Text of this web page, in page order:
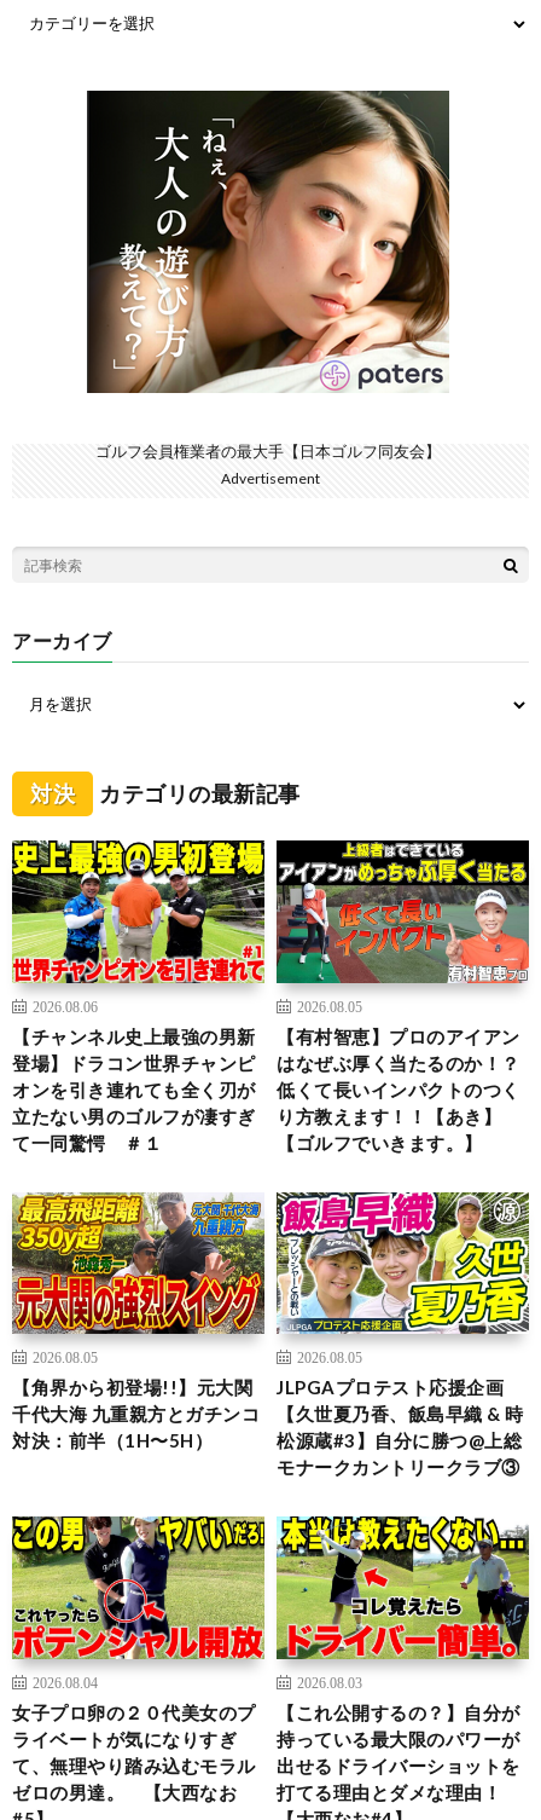
ゴルフ会員権業者の最大手【日本ゴルフ同友会】
Advertisement
アーカイブ
対決 カテゴリの最新記事
2026.08.06
【チャンネル史上最強の男新
登場】ドラコン世界チャンピ
オンを引き連れても全く刃が
立たない男のゴルフが凄すぎ
て一同驚愕 ＃１
2026.08.05
【有村智恵】プロのアイアン
はなぜぶ厚く当たるのか！？
低くて長いインパクトのつく
り方教えます！！【あき】
【ゴルフでいきます。】
2026.08.05
【角界から初登場!!】元大関
千代大海 九重親方とガチンコ
対決：前半（1H〜5H）
2026.08.05
JLPGAプロテスト応援企画
【久世夏乃香、飯島早織 & 時
松源蔵#3】自分に勝つ@上総
モナークカントリークラブ③
2026.08.04
女子プロ卵の２０代美女のプ
ライベートが気になりすぎ
て、無理やり踏み込むモラル
ゼロの男達。 【大西なお
2026.08.03
【これ公開するの？】自分が
持っている最大限のパワーが
出せるドライバーショットを
打てる理由とダメな理由！